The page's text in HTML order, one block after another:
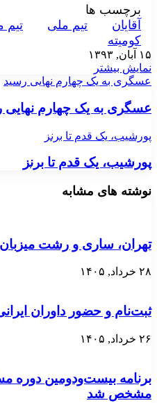
برچسب ها
آقايان
تيم ملی تيم
کوميته
۱۵ آبان, ۱۳۹۳
نمایش بیشتر
عسگری به یک چهارم نهایی رسید
عسگری به یک چهارم نهایی
پورشیب، یک قدم تا برنز
پورشیب، یک قدم تا برنز
نوشته های مشابه
تهران، ساری و رشت میزبان
۲۸ خرداد, ۱۴۰۵
ثبت‌نام و حضور داوران
۲۶ خرداد, ۱۴۰۵
برنامه بیست‌ودومین دوره
مشخص شد